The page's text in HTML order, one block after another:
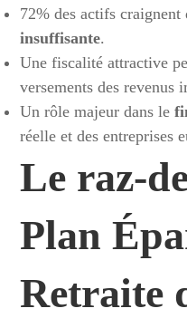
72% des actifs
insuffisante.
Une fiscalité attractive
versements des revenus
Un rôle majeur dans le
réelle et des entreprises
Le raz-
Plan
Retraite